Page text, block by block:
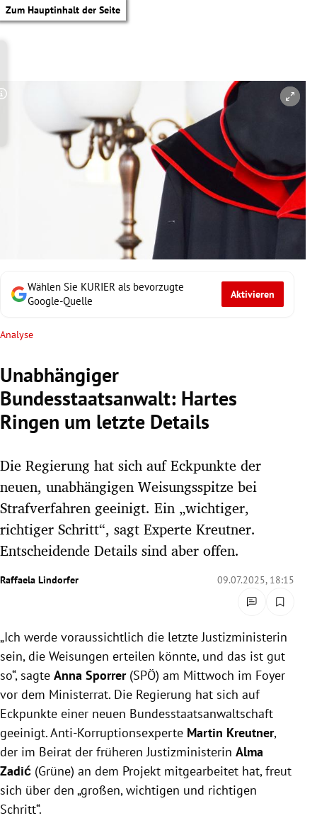
Zum Hauptinhalt der Seite
Untermenü
Untermenü
Untermenü
Untermenü
Untermenü
Untermenü
Untermenü
Untermenü
Wählen Sie KURIER als bevorzugte
Google-Quelle
Aktivieren
Analyse
Unabhängiger
Bundesstaatsanwalt: Hartes
Ringen um letzte Details
Die Regierung hat sich auf Eckpunkte der
neuen, unabhängigen Weisungsspitze bei
Strafverfahren geeinigt. Ein „wichtiger,
richtiger Schritt“, sagt Experte Kreutner.
Entscheidende Details sind aber offen.
Raffaela Lindorfer 09.07.2025, 18:15
Copyright-Hinweis öffnen/schließen
„Ich werde voraussichtlich die letzte Justizministerin
sein, die Weisungen erteilen könnte, und das ist gut
so“, sagte Anna Sporrer(SPÖ) am Mittwoch im Foyer
vor dem Ministerrat. Die Regierung hat sich auf
Eckpunkte einer neuen Bundesstaatsanwaltschaft
geeinigt. Anti-Korruptionsexperte Martin Kreutner,
der im Beirat der früheren Justizministerin Alma
Zadić (Grüne) an dem Projekt mitgearbeitet hat, freut
sich über den „großen, wichtigen und richtigen
Schritt“.